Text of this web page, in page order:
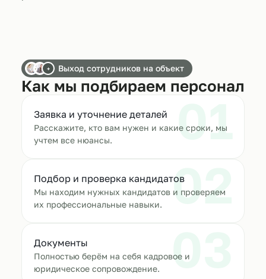
+ Выход сотрудников на объект
Как мы подбираем персонал
01
Заявка и уточнение деталей
Расскажите, кто вам нужен и какие сроки, мы
учтем все нюансы.
02
Подбор и проверка кандидатов
Мы находим нужных кандидатов и проверяем
их профессиональные навыки.
03
Документы
Полностью берём на себя кадровое и
юридическое сопровождение.